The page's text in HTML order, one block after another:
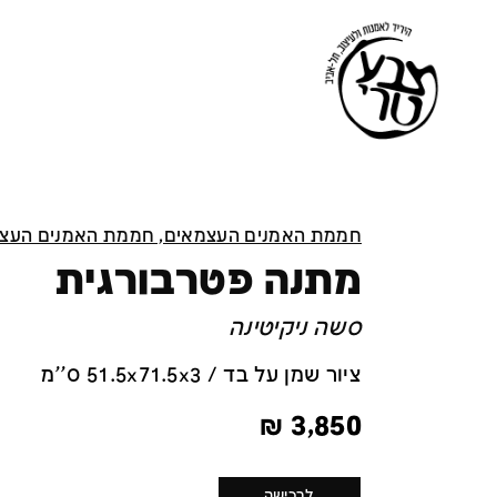
חממת האמנים העצמאים, חממת האמנים
מתנה פטרבורגית
סשה ניקיטינה
ציור שמן על בד / 51.5x71.5x3 ס''מ
3,850
₪